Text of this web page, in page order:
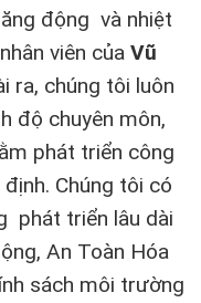
động và nhiệt
viên của Vũ
ra, chúng tôi luôn
độ chuyên môn,
phát triển công
Chúng tôi có
phát triển lâu dài
An Toàn Hóa
sách môi trường